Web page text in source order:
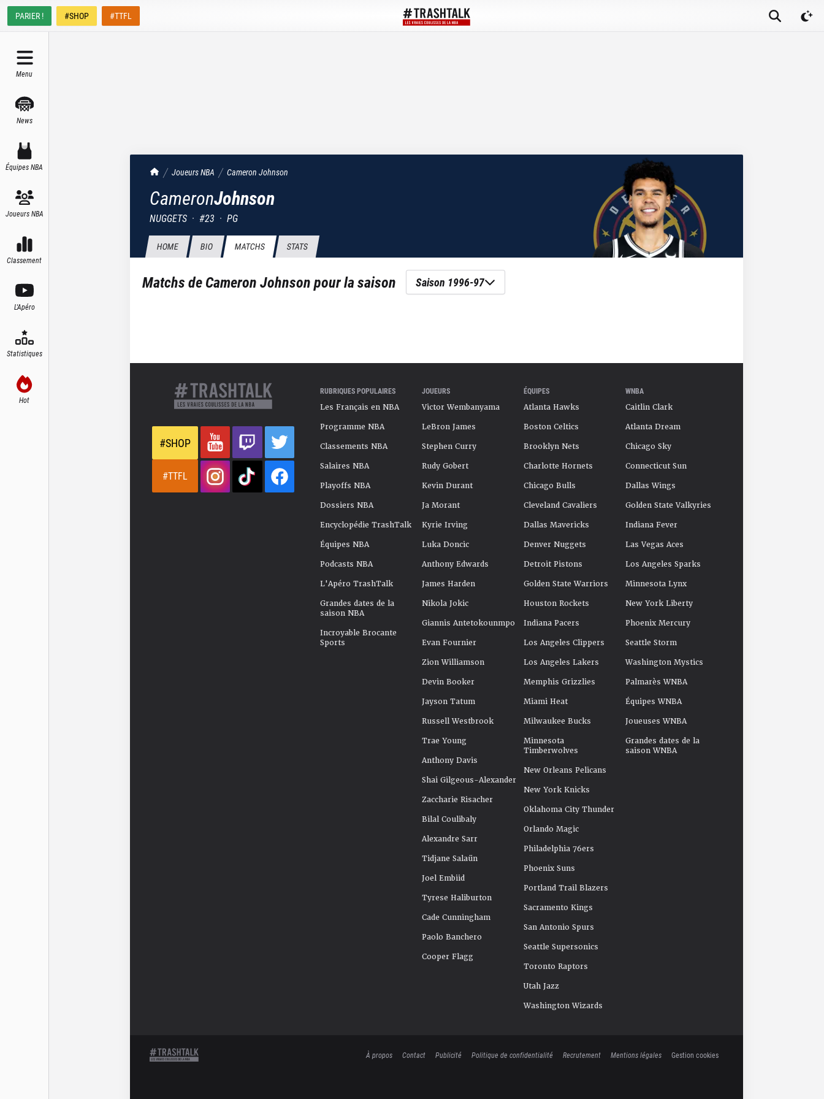
PARIER ! #SHOP #TTFL
Menu
News
Équipes NBA
Joueurs NBA
Classement
L'Apéro
Statistiques
Hot
TrashTalk Actu NBA
Joueurs NBA Cameron Johnson
CameronJohnson
NUGGETS · #23 · PG
HOME BIO MATCHS STATS
Matchs deCameron Johnsonpour la saison Saison 1996-97
#SHOP
#TTFL
RUBRIQUES POPULAIRES
Les Français en NBA
Programme NBA
Classements NBA
Salaires NBA
Playoffs NBA
Dossiers NBA
Encyclopédie TrashTalk
Équipes NBA
Podcasts NBA
L'Apéro TrashTalk
Grandes dates de la
saison NBA
Incroyable Brocante
Sports
JOUEURS
Victor Wembanyama
LeBron James
Stephen Curry
Rudy Gobert
Kevin Durant
Ja Morant
Kyrie Irving
Luka Doncic
Anthony Edwards
James Harden
Nikola Jokic
Giannis Antetokounmpo
Evan Fournier
Zion Williamson
Devin Booker
Jayson Tatum
Russell Westbrook
Trae Young
Anthony Davis
Shai Gilgeous-Alexander
Zaccharie Risacher
Bilal Coulibaly
Alexandre Sarr
Tidjane Salaün
Joel Embiid
Tyrese Haliburton
Cade Cunningham
Paolo Banchero
Cooper Flagg
ÉQUIPES
Atlanta Hawks
Boston Celtics
Brooklyn Nets
Charlotte Hornets
Chicago Bulls
Cleveland Cavaliers
Dallas Mavericks
Denver Nuggets
Detroit Pistons
Golden State Warriors
Houston Rockets
Indiana Pacers
Los Angeles Clippers
Los Angeles Lakers
Memphis Grizzlies
Miami Heat
Milwaukee Bucks
Minnesota
Timberwolves
New Orleans Pelicans
New York Knicks
Oklahoma City Thunder
Orlando Magic
Philadelphia 76ers
Phoenix Suns
Portland Trail Blazers
Sacramento Kings
San Antonio Spurs
Seattle Supersonics
Toronto Raptors
Utah Jazz
Washington Wizards
WNBA
Caitlin Clark
Atlanta Dream
Chicago Sky
Connecticut Sun
Dallas Wings
Golden State Valkyries
Indiana Fever
Las Vegas Aces
Los Angeles Sparks
Minnesota Lynx
New York Liberty
Phoenix Mercury
Seattle Storm
Washington Mystics
Palmarès WNBA
Équipes WNBA
Joueuses WNBA
Grandes dates de la
saison WNBA
À propos Contact Publicité Politique de confidentialité Recrutement Mentions légales Gestion cookies